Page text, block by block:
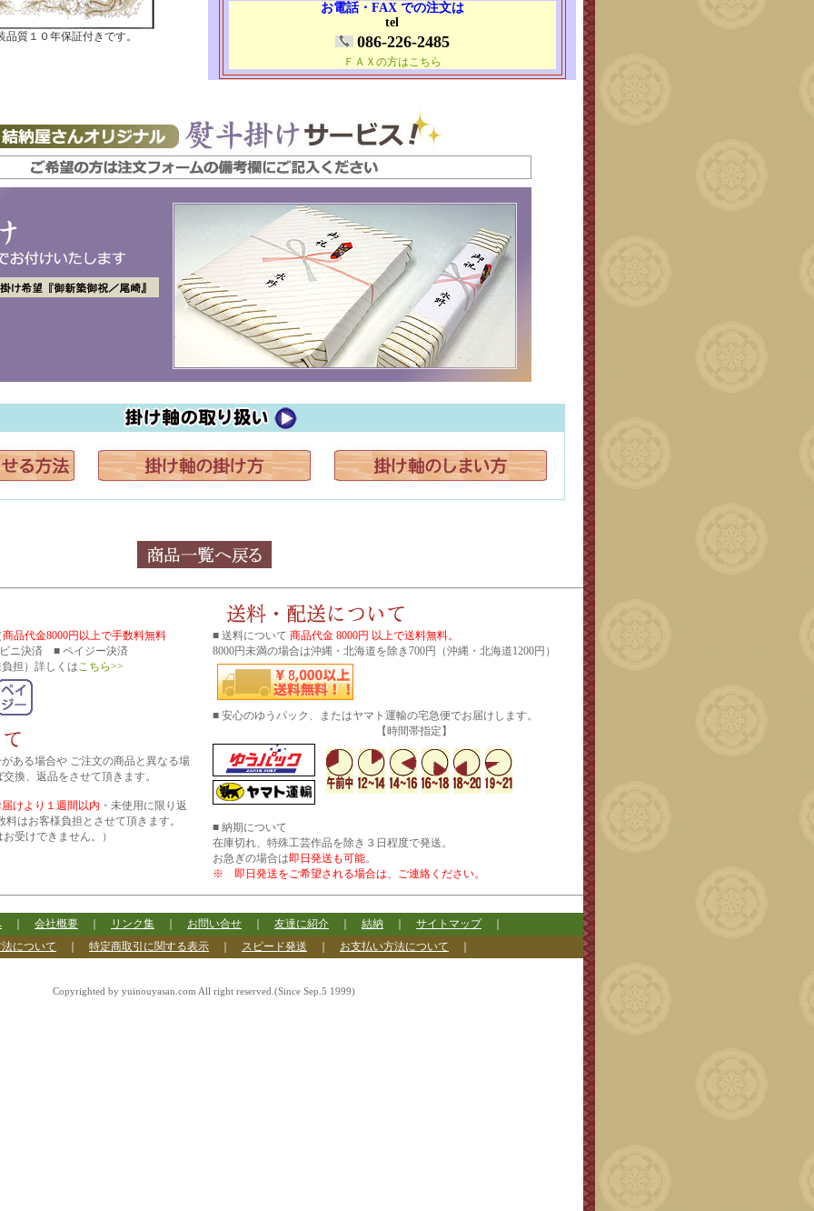
質１０年保証付きです。
お電話・FAX での注文は
tel
086-226-2485
ＦＡＸの方はこちら
商品代金8000円以上で手数料無料
ビニ決済 ■ ペイジー決済
担）詳しくはこちら>>
ある場合や ご注文の商品と異なる場
換、返品をさせて頂きます。
けより１週間以内 ・未使用に限り返
はお客様負担とさせて頂きます。
受けできません。）
■ 送料について 商品代金 8000円 以上で送料無料。
8000円未満の場合は沖縄・北海道を除き700円（沖縄・北海道1200円）
■ 安心のゆうパック、またはヤマト運輸の宅急便でお届けします。
【時間帯指定】
■ 納期について
在庫切れ、特殊工芸作品を除き３日程度で発送。
お急ぎの場合は即日発送も可能。
※ 即日発送をご希望される場合は、ご連絡ください。
会社概要 リンク集 お問い合せ 友達に紹介 結納 サイトマップ｜
について
特定商取引に関する表示 スピード発送 お支払い方法について
Copyrighted by yuinouyasan.com All right reserved.(Since Sep.5 1999)